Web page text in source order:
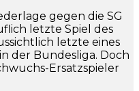
gegen die SG
letzte Spiel des
letzte eines
der Bundesliga. Doch
Ersatzspieler